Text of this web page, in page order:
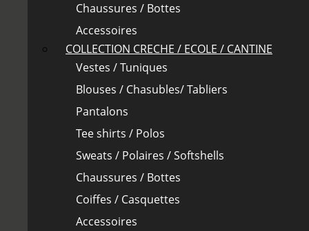
Chaussures / Bottes
Accessoires
COLLECTION CRECHE / ECOLE / CANTINE
Vestes / Tuniques
Blouses / Chasubles/ Tabliers
Pantalons
Tee shirts / Polos
Sweats / Polaires / Softshells
Chaussures / Bottes
Coiffes / Casquettes
Accessoires